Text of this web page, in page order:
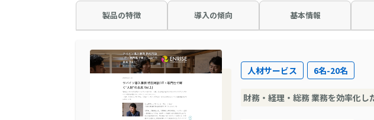
製品の特徴 導入の傾向 基本情報
人材サービス 6名-20名
財務・経理・総務 業務を効率化し